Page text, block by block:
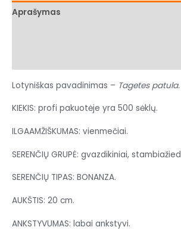
Aprašymas
Lotyniškas pavadinimas – Tagetes patula.
KIEKIS: profi pakuotėje yra 500 sėklų.
ILGAAMŽIŠKUMAS: vienmečiai.
SERENČIŲ GRUPĖ: gvazdikiniai,
SERENČIŲ TIPAS: BONANZA.
AUKŠTIS: 20 cm.
ANKSTYVUMAS: labai ankstyvi.